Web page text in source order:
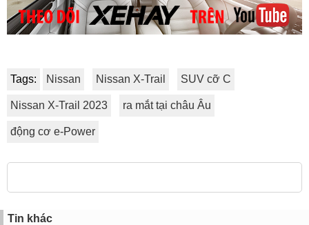
Tags: Nissan Nissan X-Trail SUV cỡ C
Nissan X-Trail 2023 ra mắt tại châu Âu
động cơ e-Power
Tin khác